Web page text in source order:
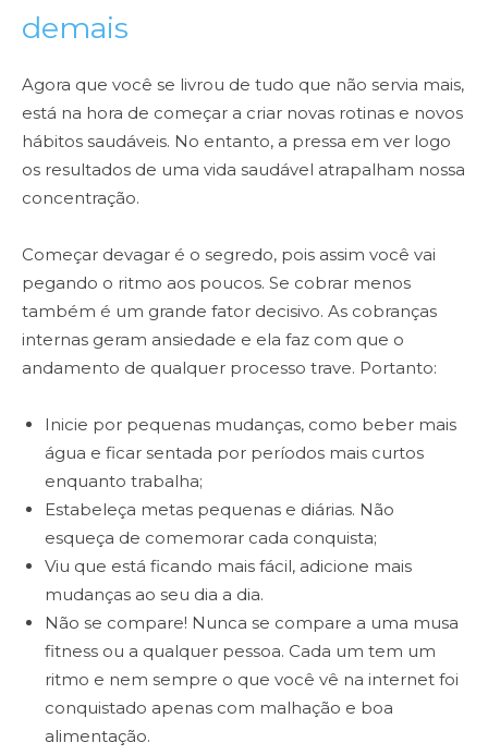
demais
Agora que você se livrou de tudo que não servia mais,
está na hora de começar a criar novas rotinas e novos
hábitos saudáveis. No entanto, a pressa em ver logo
os resultados de uma vida saudável atrapalham nossa
concentração.
Começar devagar é o segredo, pois assim você vai
pegando o ritmo aos poucos. Se cobrar menos
também é um grande fator decisivo. As cobranças
internas geram ansiedade e ela faz com que o
andamento de qualquer processo trave. Portanto:
Inicie por pequenas mudanças, como beber mais
água e ficar sentada por períodos mais curtos
enquanto trabalha;
Estabeleça metas pequenas e diárias. Não
esqueça de comemorar cada conquista;
Viu que está ficando mais fácil, adicione mais
mudanças ao seu dia a dia.
Não se compare! Nunca se compare a uma musa
fitness ou a qualquer pessoa. Cada um tem um
ritmo e nem sempre o que você vê na internet foi
conquistado apenas com malhação e boa
alimentação.